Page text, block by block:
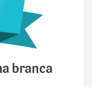
branca